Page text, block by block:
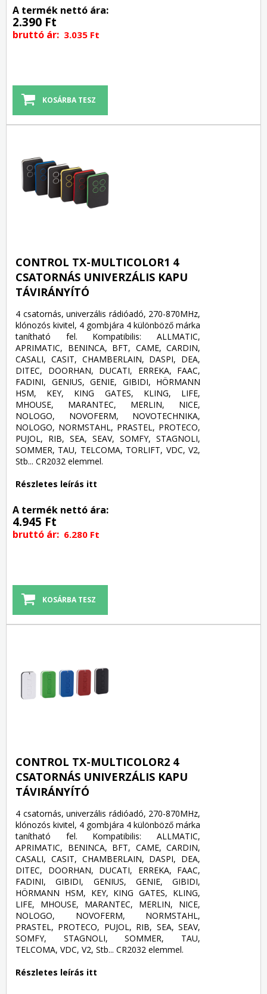
A termék nettó ára:
2.390 Ft
bruttó ár: 3.035 Ft
CONTROL TX-MULTICOLOR1 4
CSATORNÁS UNIVERZÁLIS KAPU
TÁVIRÁNYÍTÓ
4 csatornás, univerzális rádióadó, 270-870MHz,
klónozós kivitel, 4 gombjára 4 különböző márka
tanítható fel. Kompatibilis: ALLMATIC,
APRIMATIC, BENINCA, BFT, CAME, CARDIN,
CASALI, CASIT, CHAMBERLAIN, DASPI, DEA,
DITEC, DOORHAN, DUCATI, ERREKA, FAAC,
FADINI, GENIUS, GENIE, GIBIDI, HÖRMANN
HSM, KEY, KING GATES, KLING, LIFE,
MHOUSE, MARANTEC, MERLIN, NICE,
NOLOGO, NOVOFERM, NOVOTECHNIKA,
NOLOGO, NORMSTAHL, PRASTEL, PROTECO,
PUJOL, RIB, SEA, SEAV, SOMFY, STAGNOLI,
SOMMER, TAU, TELCOMA, TORLIFT, VDC, V2,
Stb... CR2032 elemmel.
Részletes leírás itt
A termék nettó ára:
4.945 Ft
bruttó ár: 6.280 Ft
CONTROL TX-MULTICOLOR2 4
CSATORNÁS UNIVERZÁLIS KAPU
TÁVIRÁNYÍTÓ
4 csatornás, univerzális rádióadó, 270-870MHz,
klónozós kivitel, 4 gombjára 4 különböző márka
tanítható fel. Kompatibilis: ALLMATIC,
APRIMATIC, BENINCA, BFT, CAME, CARDIN,
CASALI, CASIT, CHAMBERLAIN, DASPI, DEA,
DITEC, DOORHAN, DUCATI, ERREKA, FAAC,
FADINI, GIBIDI, GENIUS, GENIE, GIBIDI,
HÖRMANN HSM, KEY, KING GATES, KLING,
LIFE, MHOUSE, MARANTEC, MERLIN, NICE,
NOLOGO, NOVOFERM, NORMSTAHL,
PRASTEL, PROTECO, PUJOL, RIB, SEA, SEAV,
SOMFY, STAGNOLI, SOMMER, TAU,
TELCOMA, VDC, V2, Stb... CR2032 elemmel.
Részletes leírás itt